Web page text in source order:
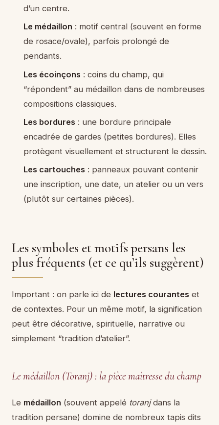
d’un centre.
Le médaillon : motif central (souvent en forme
de rosace/ovale), parfois prolongé de
pendants.
Les écoinçons : coins du champ, qui
“répondent” au médaillon dans de nombreuses
compositions classiques.
Les bordures : une bordure principale
encadrée de gardes (petites bordures). Elles
protègent visuellement et structurent le dessin.
Les cartouches : panneaux pouvant contenir
une inscription, une date, un atelier ou un vers
(plutôt sur certaines pièces).
Les symboles et motifs persans les
plus fréquents (et ce qu’ils suggèrent)
Important : on parle ici de lectures courantes et
de contextes. Pour un même motif, la signification
peut être décorative, spirituelle, narrative ou
simplement “tradition d’atelier”.
Le médaillon (Toranj) : la pièce maîtresse du champ
Le médaillon (souvent appelé toranjdans la
tradition persane) domine de nombreux tapis dits